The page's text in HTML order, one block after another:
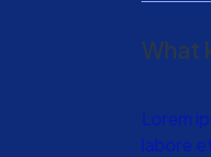
What
Lorem
labore